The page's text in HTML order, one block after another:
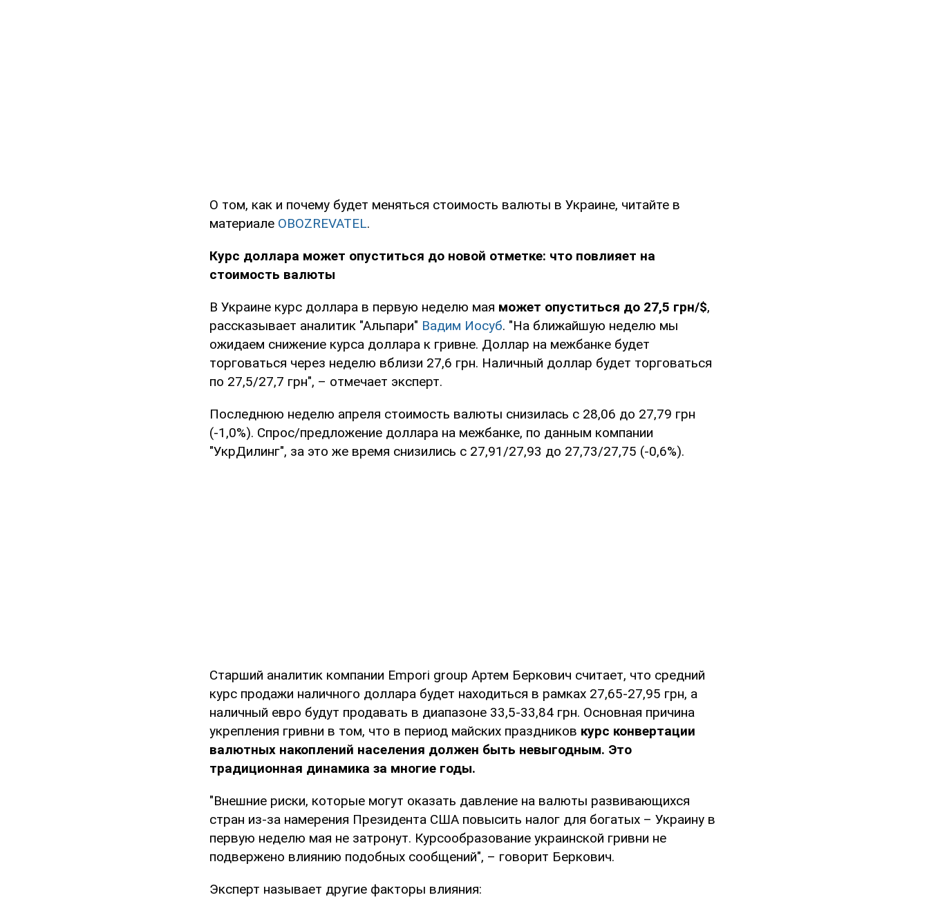
О том, как и почему будет меняться стоимость валюты в Украине, читайте в
материале OBOZREVATEL.
Курс доллара может опуститься до новой отметке: что повлияет на
стоимость валюты
В Украине курс доллара в первую неделю мая может опуститься до 27,5 грн/$,
рассказывает аналитик "Альпари" Вадим Иосуб. "На ближайшую неделю мы
ожидаем снижение курса доллара к гривне. Доллар на межбанке будет
торговаться через неделю вблизи 27,6 грн. Наличный доллар будет торговаться
по 27,5/27,7 грн", – отмечает эксперт.
Последнюю неделю апреля стоимость валюты снизилась с 28,06 до 27,79 грн
(-1,0%). Спрос/предложение доллара на межбанке, по данным компании
"УкрДилинг", за это же время снизились с 27,91/27,93 до 27,73/27,75 (-0,6%).
Старший аналитик компании Empori group Артем Беркович считает, что средний
курс продажи наличного доллара будет находиться в рамках 27,65-27,95 грн, а
наличный евро будут продавать в диапазоне 33,5-33,84 грн. Основная причина
укрепления гривни в том, что в период майских праздников курс конвертации
валютных накоплений населения должен быть невыгодным. Это
традиционная динамика за многие годы.
"Внешние риски, которые могут оказать давление на валюты развивающихся
стран из-за намерения Президента США повысить налог для богатых – Украину в
первую неделю мая не затронут. Курсообразование украинской гривни не
подвержено влиянию подобных сообщений", – говорит Беркович.
Эксперт называет другие факторы влияния: